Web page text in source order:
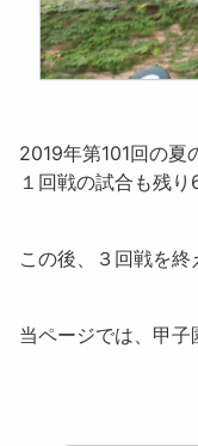
2019年第101回の夏
１回戦の試合も残
この後、３回戦を終
当ページでは、甲子